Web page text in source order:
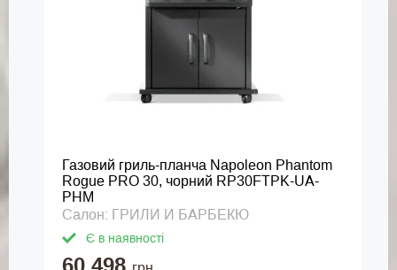
Газовий гриль-планча Napoleon Phantom
Rogue PRO 30, чорний RP30FTPK-UA-
PHM
Салон: ГРИЛИ И БАРБЕКЮ
Є в наявності
60 498